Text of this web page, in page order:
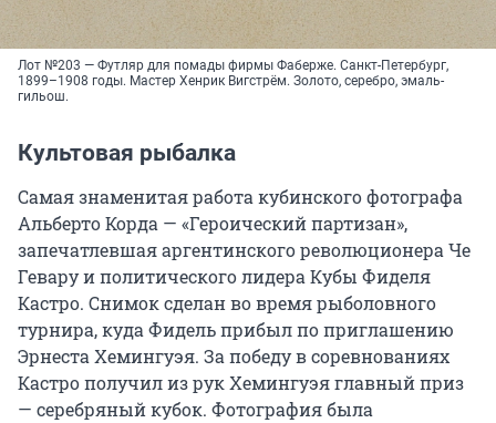
Лот №203 — Футляр для помады фирмы Фаберже. Санкт-Петербург,
1899–1908 годы. Мастер Хенрик Вигстрём. Золото, серебро, эмаль-
гильош.
Культовая рыбалка
Самая знаменитая работа кубинского фотографа
Альберто Корда — «Героический партизан»,
запечатлевшая аргентинского революционера Че
Гевару и политического лидера Кубы Фиделя
Кастро. Снимок сделан во время рыболовного
турнира, куда Фидель прибыл по приглашению
Эрнеста Хемингуэя. За победу в соревнованиях
Кастро получил из рук Хемингуэя главный приз
— серебряный кубок. Фотография была